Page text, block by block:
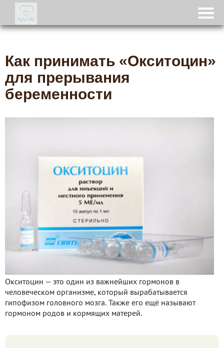
Как принимать «Окситоцин»
для прерывания
беременности
Окситоцин — это один из важнейших гормонов в
человеческом организме, который вырабатывается
гипофизом головного мозга. Также его ещё называют
гормоном родов и кормящих матерей.